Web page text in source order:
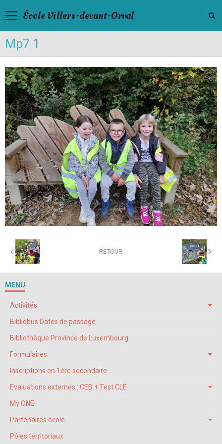
École Villers-devant-Orval
Mp7 1
RETOUR
MENU
Activités
Bibliobus Dates de passage
Bibliothèque Province de Luxembourg
Formulaires
Inscriptions en 1ère secondaire
Evaluations externes : CEB + Test CLÉ
My ONE
Partenaires école
Pôles territoriaux